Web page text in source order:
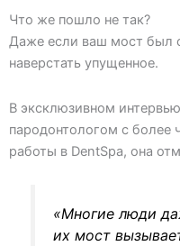
Что же пошло не так?
Даже если ваш мост был
наверстать упущенное.
В эксклюзивном
пародонтологом с более
работы в DentSpa, она
«Многие люди
их мост